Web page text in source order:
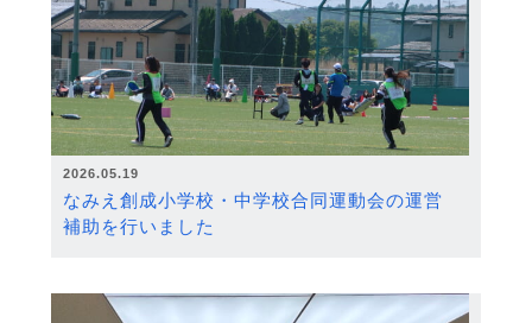
2026.05.19
なみえ創成小学校・中学校合同運動会の運営
補助を行いました